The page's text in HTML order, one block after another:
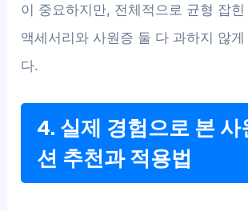
이 중요하지만, 전체적으로 균형 잡
액세서리와 사원증 둘 다 과하지 않
다.
4. 실제 경험으로 본 사
션 추천과 적용법